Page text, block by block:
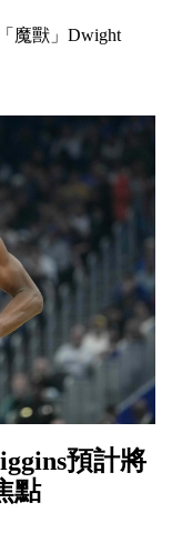
魔獸」Dwight
預計將
點